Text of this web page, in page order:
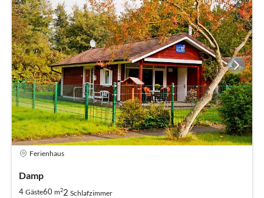
Ferienhaus
Damp
4 Gäste60 m22 Schlafzimmer